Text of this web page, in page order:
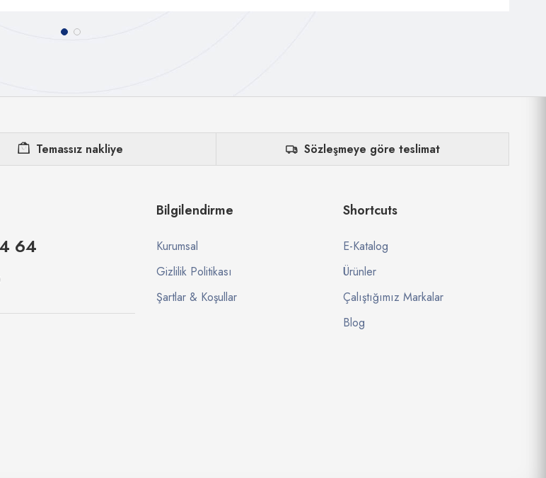
Temassız nakliye Sözleşmeye göre teslimat
64
Bilgilendirme
Kurumsal
Gizlilik Politikası
Şartlar & Koşullar
Shortcuts
E-Katalog
Ürünler
Çalıştığımız Markalar
Blog